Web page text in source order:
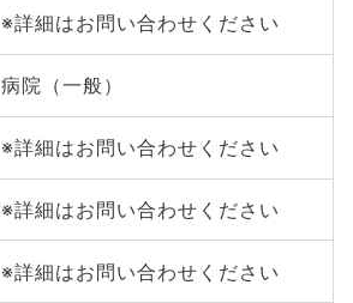
※詳細はお問い合わせください
病院（一般）
※詳細はお問い合わせください
※詳細はお問い合わせください
※詳細はお問い合わせください